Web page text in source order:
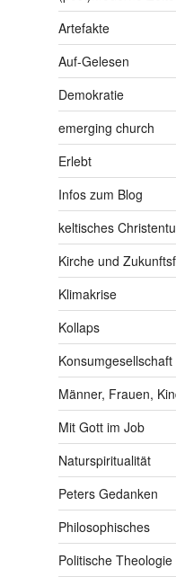
Artefakte
Auf-Gelesen
Demokratie
emerging church
Erlebt
Infos zum Blog
keltisches
Kirche und
Klimakrise
Kollaps
Konsumgesellschaft
Männer, Frauen,
Mit Gott im Job
Naturspiritualität
Peters Gedanken
Philosophisches
Politische Theologie